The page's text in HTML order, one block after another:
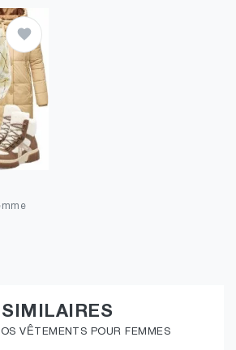
SIMILAIRES
VÊTEMENTS POUR FEMMES